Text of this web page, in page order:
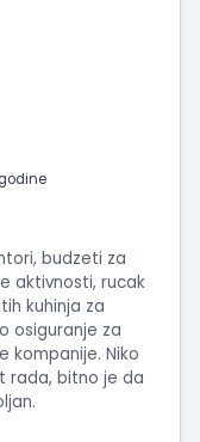
budzeti za
aktivnosti, rucak
kuhinja za
osiguranje za
kompanije. Niko
rada, bitno je da